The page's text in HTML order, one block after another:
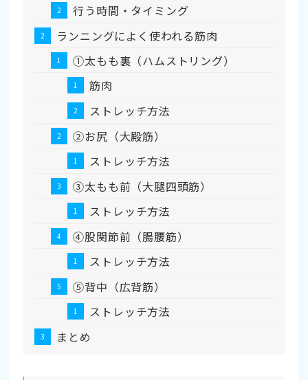
行う時間・タイミング
ランニングによく使われる筋肉
➀太もも裏（ハムストリング）
筋肉
ストレッチ方法
➁お尻（大殿筋）
ストレッチ方法
➂太もも前（大腿四頭筋）
ストレッチ方法
➃股関節前（腸腰筋）
ストレッチ方法
➄背中（広背筋）
ストレッチ方法
まとめ